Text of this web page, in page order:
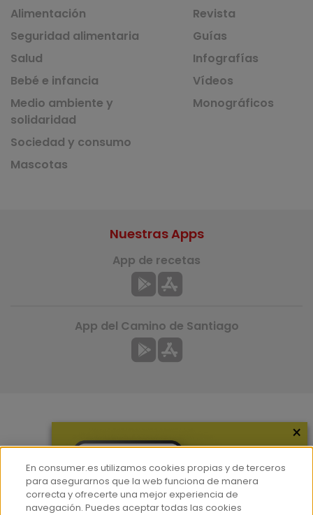
Alimentación
Seguridad alimentaria
Salud
Bebé e infancia
Medio ambiente y
solidaridad
Sociedad y consumo
Mascotas
Revista
Guías
Infografías
Vídeos
Monográficos
Hemeroteca
Contacto
Nuestras Apps
App de recetas
App del Camino de Santiago
×
En consumer.es utilizamos cookies propias y de terceros
para asegurarnos que la web funciona de manera
correcta y ofrecerte una mejor experiencia de
navegación. Puedes aceptar todas las cookies